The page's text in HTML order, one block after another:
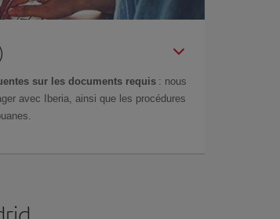
sur les documents requis : nous
avec Iberia, ainsi que les procédures